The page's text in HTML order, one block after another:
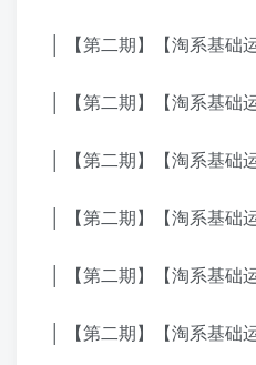
│ 【第二期】【淘系基
│ 【第二期】【淘系基
│ 【第二期】【淘系基
│ 【第二期】【淘系基
│ 【第二期】【淘系基
│ 【第二期】【淘系基